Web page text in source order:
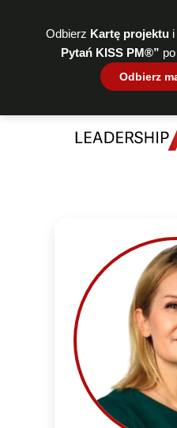
Odbierz Kartę projektu
Pytań KISS PM®”
Odbierz